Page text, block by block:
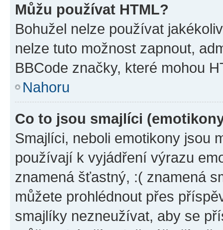
Můžu používat HTML?
Bohužel nelze používat
nelze tuto možnost zapnout,
BBCode značky, které mohou
Nahoru
Co to jsou smajlíci
Smajlíci, neboli emotikony jsou
používají k vyjádření výrazu
znamená šťastný, :( znamená
můžete prohlédnout přes
smajlíky nezneužívat, aby se